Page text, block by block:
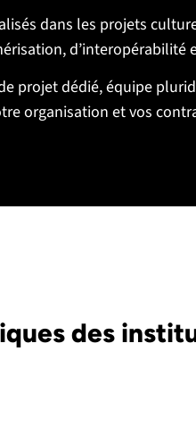
dans les projets
projet dédié, équipe
organisation et vos
des